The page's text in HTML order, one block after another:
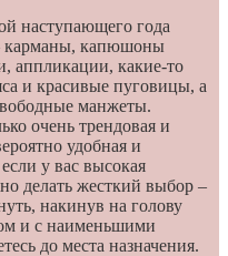
наступающего года
карманы, капюшоны
аппликации, какие-то
и красивые пуговицы, а
манжеты.
очень трендовая и
удобная и
у вас высокая
делать жесткий выбор –
накинув на голову
и с наименьшими
до места назначения.